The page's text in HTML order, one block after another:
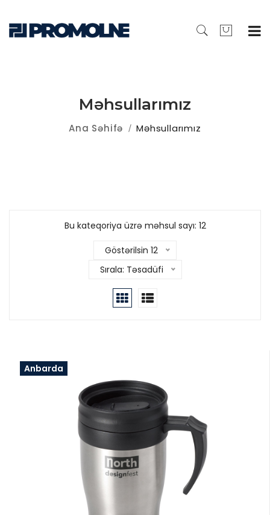
Məhsullarımız
Ana Səhifə Məhsullarımız
Bu kateqoriya üzrə məhsul sayı: 12
Göstərilsin 12
Sırala: Təsadüfi
Anbarda